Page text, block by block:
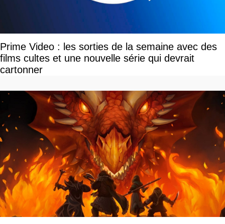
Prime Video : les sorties de la semaine avec des
films cultes et une nouvelle série qui devrait
cartonner